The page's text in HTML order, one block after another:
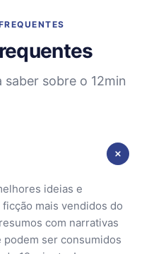
sobre o 12min
ideias e
mais vendidos do
com narrativas
ser consumidos